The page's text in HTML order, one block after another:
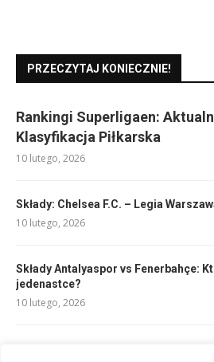
PRZECZYTAJ KONIECZNIE!
Rankingi Superligaen:
Klasyfikacja Piłkarska
10 lutego, 2026
Składy: Chelsea F.C. – Legia
10 lutego, 2026
Składy Antalyaspor vs Fenerbahçe:
jedenastce?
10 lutego, 2026